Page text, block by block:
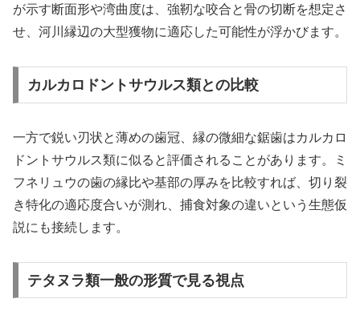
が示す断面形や湾曲度は、強靭な咬合と骨の切断を想定さ
せ、河川縁辺の大型獲物に適応した可能性が浮かびます。
カルカロドントサウルス類との比較
一方で鋭い刃状と薄めの歯冠、縁の微細な鋸歯はカルカロ
ドントサウルス類に似ると評価されることがあります。ミ
フネリュウの歯の縁比や基部の厚みを比較すれば、切り裂
き特化の適応度合いが測れ、捕食対象の違いという生態仮
説にも接続します。
テタヌラ類一般の形質で見る視点